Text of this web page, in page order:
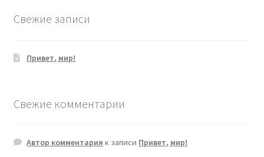
Свежие записи
Привет, мир!
Свежие комментарии
Автор комментария к записи Привет, мир!